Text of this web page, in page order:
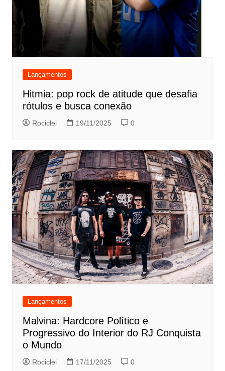
Lançamentos
Hitmia: pop rock de atitude que desafia
rótulos e busca conexão
Rociclei 19/11/2025 0
Lançamentos
Malvina: Hardcore Político e
Progressivo do Interior do RJ Conquista
o Mundo
Rociclei 17/11/2025 0